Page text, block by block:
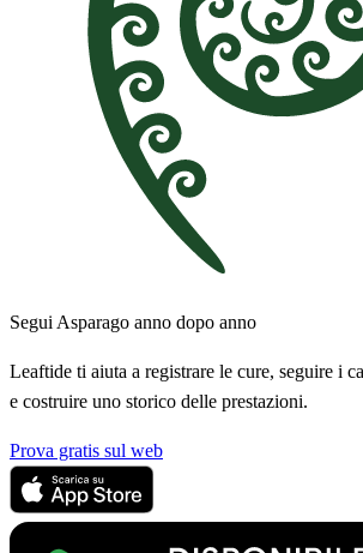
Segui Asparago anno dopo anno
Leaftide ti aiuta a registrare le cure, seguire i
e costruire uno storico delle prestazioni.
Prova gratis sul web